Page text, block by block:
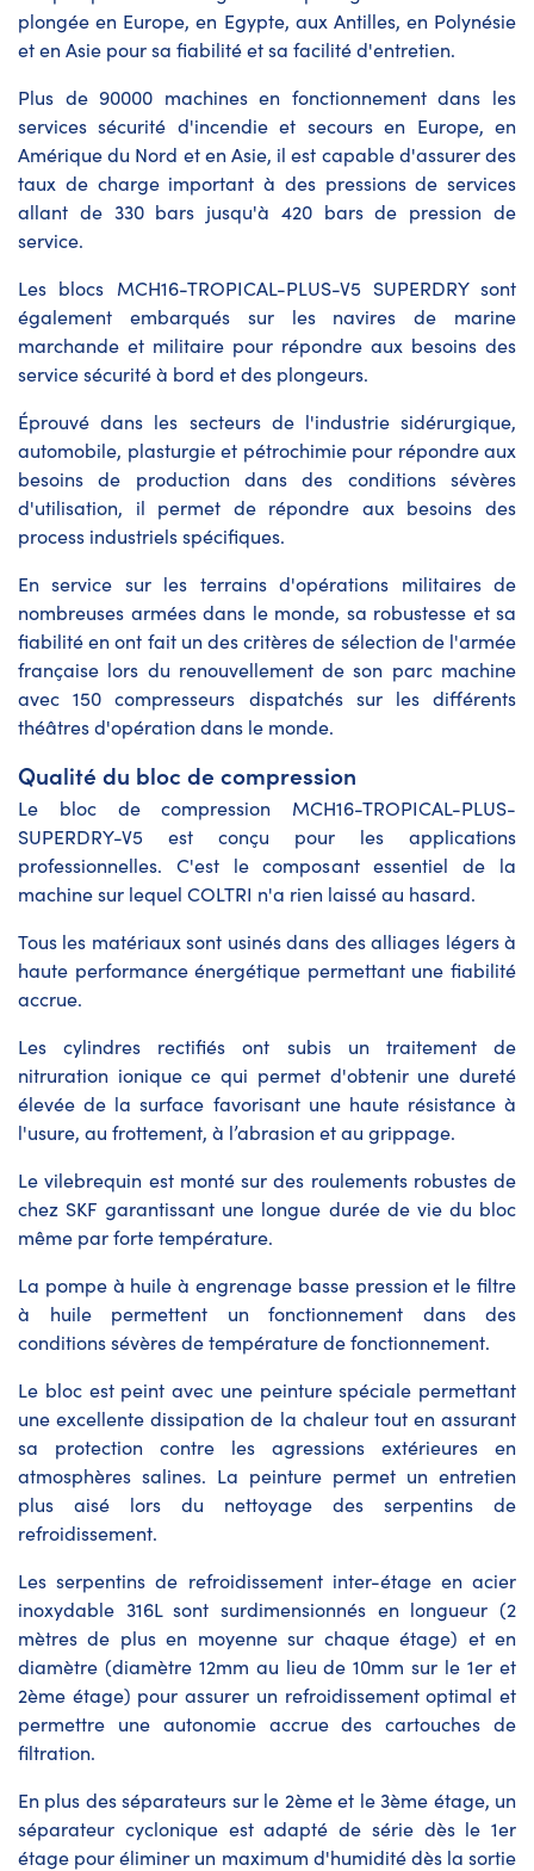
plongée en Europe, en Egypte, aux Antilles, en Polynésie
et en Asie pour sa fiabilité et sa facilité d'entretien.
Plus de 90000 machines en fonctionnement dans les
services sécurité d'incendie et secours en Europe, en
Amérique du Nord et en Asie, il est capable d'assurer des
taux de charge important à des pressions de services
allant de 330 bars jusqu'à 420 bars de pression de
service.
Les blocs MCH16-TROPICAL-PLUS-V5 SUPERDRY sont
également embarqués sur les navires de marine
marchande et militaire pour répondre aux besoins des
service sécurité à bord et des plongeurs.
Éprouvé dans les secteurs de l'industrie sidérurgique,
automobile, plasturgie et pétrochimie pour répondre aux
besoins de production dans des conditions sévères
d'utilisation, il permet de répondre aux besoins des
process industriels spécifiques.
En service sur les terrains d'opérations militaires de
nombreuses armées dans le monde, sa robustesse et sa
fiabilité en ont fait un des critères de sélection de l'armée
française lors du renouvellement de son parc machine
avec 150 compresseurs dispatchés sur les différents
théâtres d'opération dans le monde.
Qualité du bloc de compression
Le bloc de compression MCH16-TROPICAL-PLUS-
SUPERDRY-V5 est conçu pour les applications
professionnelles. C'est le composant essentiel de la
machine sur lequel COLTRI n'a rien laissé au hasard.
Tous les matériaux sont usinés dans des alliages légers à
haute performance énergétique permettant une fiabilité
accrue.
Les cylindres rectifiés ont subis un traitement de
nitruration ionique ce qui permet d'obtenir une dureté
élevée de la surface favorisant une haute résistance à
l'usure, au frottement, à l’abrasion et au grippage.
Le vilebrequin est monté sur des roulements robustes de
chez SKF garantissant une longue durée de vie du bloc
même par forte température.
La pompe à huile à engrenage basse pression et le filtre
à huile permettent un fonctionnement dans des
conditions sévères de température de fonctionnement.
Le bloc est peint avec une peinture spéciale permettant
une excellente dissipation de la chaleur tout en assurant
sa protection contre les agressions extérieures en
atmosphères salines. La peinture permet un entretien
plus aisé lors du nettoyage des serpentins de
refroidissement.
Les serpentins de refroidissement inter-étage en acier
inoxydable 316L sont surdimensionnés en longueur (2
mètres de plus en moyenne sur chaque étage) et en
diamètre (diamètre 12mm au lieu de 10mm sur le 1er et
2ème étage) pour assurer un refroidissement optimal et
permettre une autonomie accrue des cartouches de
filtration.
En plus des séparateurs sur le 2ème et le 3ème étage, un
séparateur cyclonique est adapté de série dès le 1er
étage pour éliminer un maximum d'humidité dès la sortie